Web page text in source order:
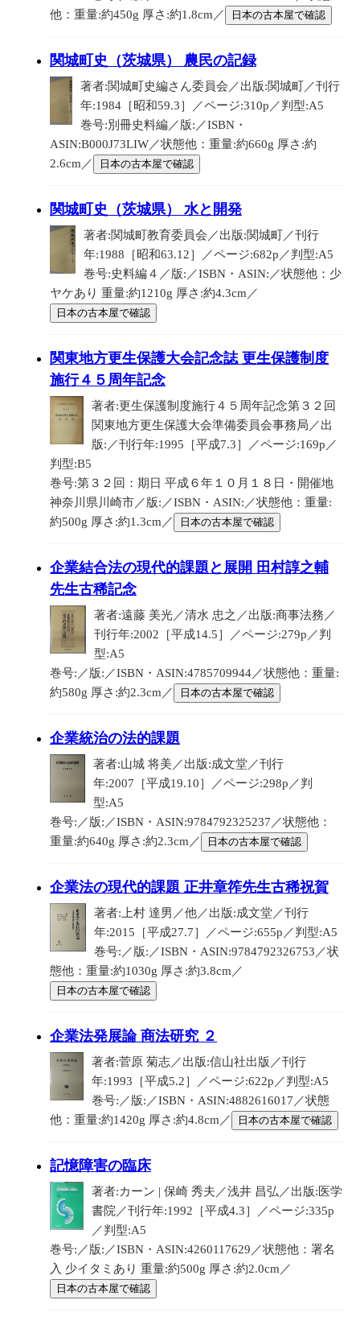
他：重量:約450g 厚さ:約1.8cm／
日本の古本屋で確認
関城町史（茨城県） 農民の記録
著者:関城町史編さん委員会／出版:関城町／刊行
年:1984［昭和59.3］／ページ:310p／判型:A5
巻号:別冊史料編／版:／ISBN・
ASIN:B000J73LIW／状態他：重量:約660g 厚さ:約
2.6cm／
日本の古本屋で確認
関城町史（茨城県） 水と開発
著者:関城町教育委員会／出版:関城町／刊行
年:1988［昭和63.12］／ページ:682p／判型:A5
巻号:史料編４／版:／ISBN・ASIN:／状態他：少
ヤケあり 重量:約1210g 厚さ:約4.3cm／
日本の古本屋で確認
関東地方更生保護大会記念誌 更生保護制度
施行４５周年記念
著者:更生保護制度施行４５周年記念第３２回
関東地方更生保護大会準備委員会事務局／出
版:／刊行年:1995［平成7.3］／ページ:169p／
判型:B5
巻号:第３２回：期日 平成６年１０月１８日・開催地
神奈川県川崎市／版:／ISBN・ASIN:／状態他：重量:
約500g 厚さ:約1.3cm／
日本の古本屋で確認
企業結合法の現代的課題と展開 田村諄之輔
先生古稀記念
著者:遠藤 美光／清水 忠之／出版:商事法務／
刊行年:2002［平成14.5］／ページ:279p／判
型:A5
巻号:／版:／ISBN・ASIN:4785709944／状態他：重量:
約580g 厚さ:約2.3cm／
日本の古本屋で確認
企業統治の法的課題
著者:山城 将美／出版:成文堂／刊行
年:2007［平成19.10］／ページ:298p／判
型:A5
巻号:／版:／ISBN・ASIN:9784792325237／状態他：
重量:約640g 厚さ:約2.3cm／
日本の古本屋で確認
企業法の現代的課題 正井章筰先生古稀祝賀
著者:上村 達男／他／出版:成文堂／刊行
年:2015［平成27.7］／ページ:655p／判型:A5
巻号:／版:／ISBN・ASIN:9784792326753／状
態他：重量:約1030g 厚さ:約3.8cm／
日本の古本屋で確認
企業法発展論 商法研究 ２
著者:菅原 菊志／出版:信山社出版／刊行
年:1993［平成5.2］／ページ:622p／判型:A5
巻号:／版:／ISBN・ASIN:4882616017／状態
他：重量:約1420g 厚さ:約4.8cm／
日本の古本屋で確認
記憶障害の臨床
著者:カーン | 保崎 秀夫／浅井 昌弘／出版:医学
書院／刊行年:1992［平成4.3］／ページ:335p
／判型:A5
巻号:／版:／ISBN・ASIN:4260117629／状態他：署名
入 少イタミあり 重量:約500g 厚さ:約2.0cm／
日本の古本屋で確認